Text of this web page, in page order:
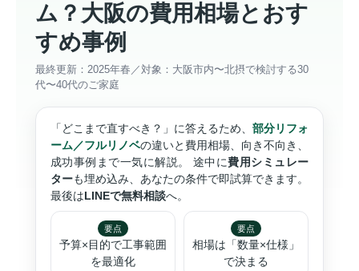
ム？大阪の費用相場とおす
すめ事例
最終更新：2025年春／対象：大阪市内〜北摂で検討する30
代〜40代のご家庭
「どこまで直すべき？」に答えるため、 部分リフォ
ーム／フルリノベの違いと費用相場、向き不向き、
成功事例まで一気に解説。 途中に費用シミュレー
ターも埋め込み、あなたの条件で即試算できます。
最後はLINEで無料相談へ。
要点
予算×目的で工事範囲
を最適化
要点
相場は「数量×仕様」
で決まる